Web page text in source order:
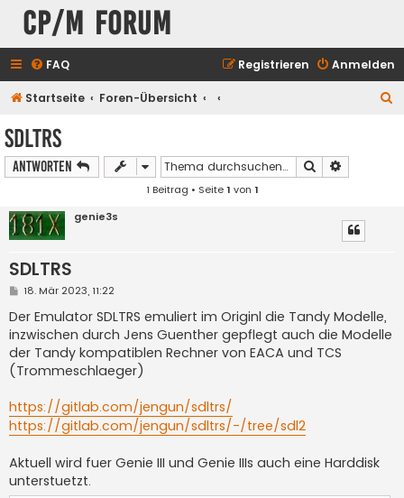
CP/M Forum
FAQ Anmelden
Registrieren
Startseite Foren-Übersicht
SDLTRS
Antworten Suche
1 Beitrag • Seite1 von 1
genie3s
SDLTRS
B
i
t
r
a
g
18. Mär 2023, 11:22
Der Emulator SDLTRS emuliert im Originl die Tandy Modelle,
inzwischen durch Jens Guenther gepflegt auch die Modelle
der Tandy kompatiblen Rechner von EACA und TCS
(Trommeschlaeger)
https://gitlab.com/jengun/sdltrs/
https://gitlab.com/jengun/sdltrs/-/tree/sdl2
Aktuell wird fuer Genie III und Genie IIIs auch eine Harddisk
unterstuetzt.